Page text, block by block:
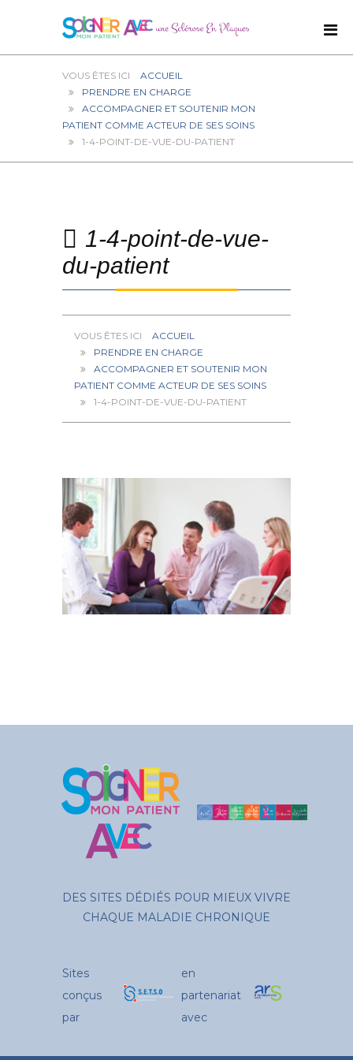
ACCUEIL
PRENDRE EN CHARGE
ACCOMPAGNER ET SOUTENIR MON
PATIENT COMME ACTEUR DE SES SOINS
1-4-POINT-DE-VUE-DU-PATIENT
1-4-point-de-vue-
du-patient
ACCUEIL
PRENDRE EN CHARGE
ACCOMPAGNER ET SOUTENIR MON
PATIENT COMME ACTEUR DE SES SOINS
1-4-POINT-DE-VUE-DU-PATIENT
DES SITES DÉDIÉS POUR MIEUX VIVRE
CHAQUE MALADIE CHRONIQUE
Sites
conçus
par
en
partenariat
avec